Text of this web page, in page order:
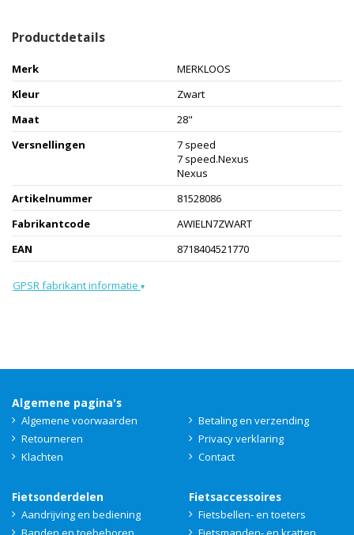
Productdetails
Merk
MERKLOOS
Kleur
Zwart
Maat
28"
Versnellingen
7 speed
7 speed.Nexus
Nexus
Artikelnummer
81528086
Fabrikantcode
AWIELN7ZWART
EAN
8718404521770
GPSR fabrikant informatie ▾
Algemene pagina's
Algemene voorwaarden
Betaling en verzending
Retourneren
Privacy verklaring
Klachten
Contact
Fietsonderdelen
Aandrijving en bediening
Fietsaccessoires
Fietsbellen- en toeters